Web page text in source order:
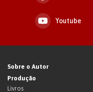
Youtube
Sobre o Autor
Produção
Livros